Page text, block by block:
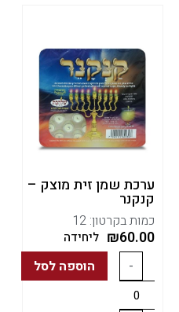
ערכת שמן זית מוצק –
קנקנר
כמות בקרטון: 12
₪60.00 ליחידה
- הוספה לסל